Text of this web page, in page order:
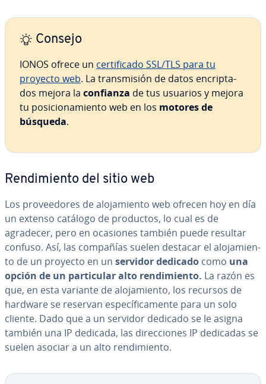
Consejo
IONOS ofrece un ce­r­ti­fi­ca­do SSL/TLS para tu
proyecto web. La tra­n­s­mi­sión de datos en­cri­p­ta­
dos mejora la confianza de tus usuarios y mejora
tu po­si­cio­na­mie­n­to web en los motores de
búsqueda.
Re­n­di­mie­n­to del sitio web
Los pro­vee­do­res de alo­ja­mie­n­to web ofrecen hoy en día
un extenso catálogo de productos, lo cual es de
agradecer, pero en ocasiones también puede resultar
confuso. Así, las compañías suelen destacar el alo­ja­mie­n­
to de un proyecto en un servidor dedicado como una
opción de un pa­r­ti­cu­lar alto re­n­di­mie­n­to. La razón es
que, en esta variante de alo­ja­mie­n­to, los recursos de
hardware se reservan es­pe­cí­fi­ca­me­n­te para un solo
cliente. Dado que a un servidor dedicado se le asigna
también una IP dedicada, las di­re­c­cio­nes IP dedicadas se
suelen asociar a un alto re­n­di­mie­n­to.